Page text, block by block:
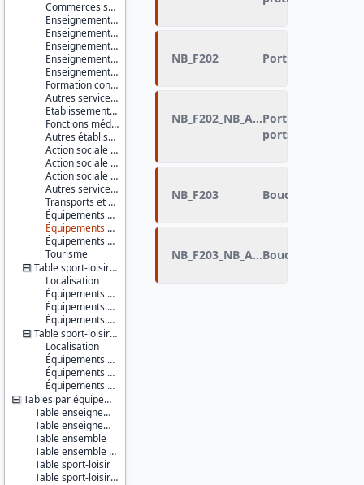
Commerces spécialisés non alimentaires
Enseignement du premier degré
Enseignement du second degré premier cycle
Enseignement du second degré second cycle
Enseignement supérieur non universitaire
Enseignement supérieur universitaire
Formation continue
Autres services de l'éducation
Etablissements et services de santé
Fonctions médicales et para-médicales
Autres établissements et services à caractère sanitaire
Action sociale pour personnes âgées
Action sociale pour enfants en bas âge
Action sociale pour handicapés
Autres services d'action sociale
Transports et déplacements
Équipements sportifs
Équipements de loisirs
Équipements culturels et socioculturels
Tourisme
Table sport-loisir - communes
Localisation
Équipements sportifs
Équipements de loisirs
Équipements culturels et socioculturels
Table sport-loisir - IRIS
Localisation
Équipements sportifs
Équipements de loisirs
Équipements culturels et socioculturels
Tables par équipements
Table enseignement
Table enseignement - localisation XY
Table ensemble
Table ensemble - localisation XY
Table sport-loisir
Table sport-loisir - localisation XY
NB_F202 Port de
NB_F202_NB_AIREJEU
Port de
ports, de zones
NB_F203 Boucle de
NB_F203_NB_AIREJEUBoucle de